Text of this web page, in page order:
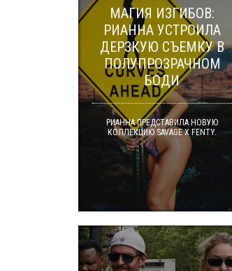
МАГИЯ ИЗГИБОВ:
РИАННА УСТРОИЛА
ДЕРЗКУЮ СЪЕМКУ В
ПОЛУПРОЗРАЧНОМ
БОДИ
РИАННА ПРЕДСТАВИЛА НОВУЮ
КОЛЛЕКЦИЮ SAVAGE X FENTY.